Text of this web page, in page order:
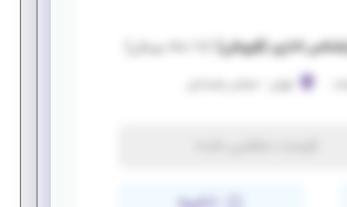
اداری (فروش)